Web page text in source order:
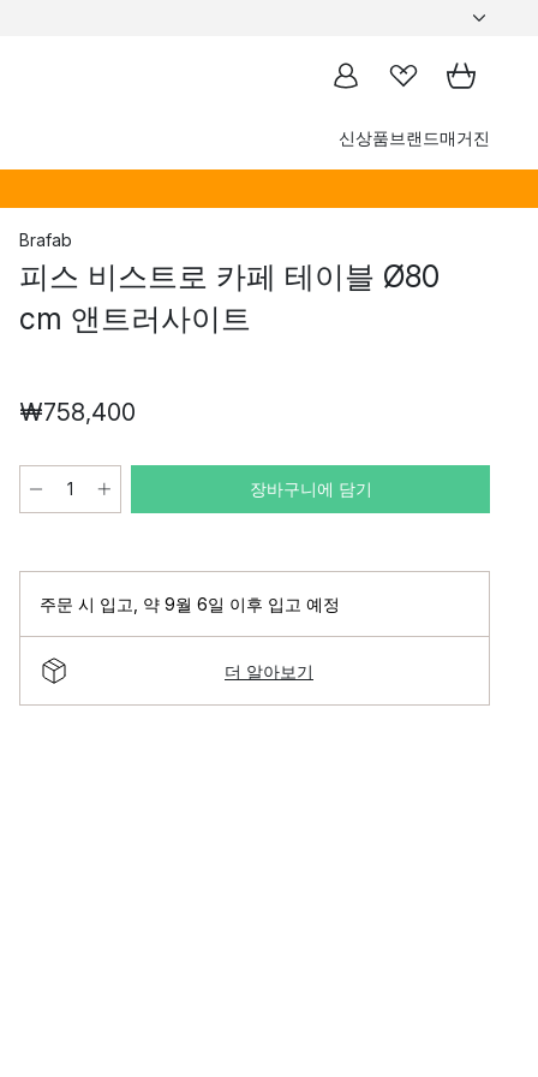
신상품브랜드매거진
Brafab
피스 비스트로 카페 테이블 Ø80
cm 앤트러사이트
₩758,400
장바구니에 담기
주문 시 입고 약 9월 6일 이후 입고 예정
더 알아보기